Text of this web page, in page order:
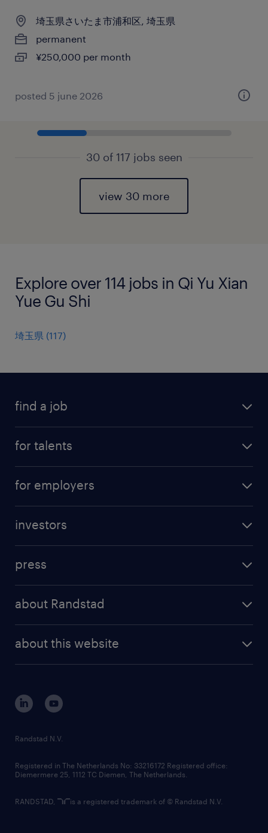
埼玉県さいたま市浦和区, 埼玉県
permanent
¥250,000 per month
posted 5 june 2026
30 of 117 jobs seen
view 30 more
Explore over 114 jobs in Qi Yu Xian
Yue Gu Shi
埼玉県 (117)
find a job
for talents
professional career
for employers
randstad professional
randstad digital
investors
results and reports
press
about Randstad
corporate governance
randstad innovation fund
country websites
about this website
Randstad N.V.
Registered in The Netherlands No: 33216172 Registered office:
Diemermere 25, 1112 TC Diemen, The Netherlands.
RANDSTAD, is a registered trademark of © Randstad N.V.